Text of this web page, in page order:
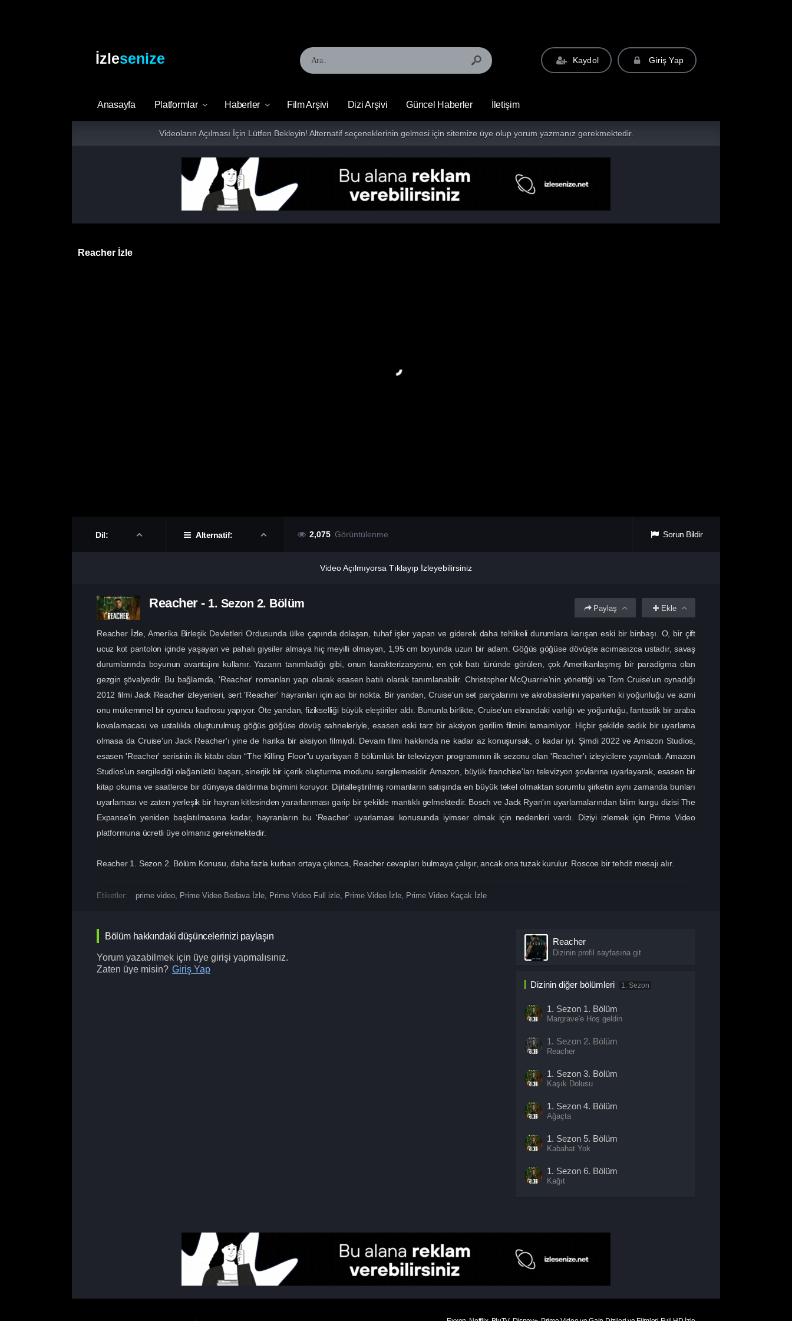
İzlesenize Kaydol Giriş Yap
Anasayfa Platformlar Haberler Film Arşivi Dizi Arşivi Güncel Haberler İletişim
Videoların Açılması İçin Lütfen Bekleyin! Alternatif seçeneklerinin gelmesi için sitemize üye olup yorum yazmanız gerekmektedir.
Reacher İzle
Dil: Alternatif: 2,075 Görüntülenme Sorun Bildir
Video Açılmıyorsa Tıklayıp İzleyebilirsiniz
Reacher- 1. Sezon 2. Bölüm Ekle
Paylaş
Reacher İzle, Amerika Birleşik Devletleri Ordusunda ülke çapında dolaşan, tuhaf işler yapan ve giderek daha tehlikeli durumlara karışan eski bir binbaşı. O, bir çift
ucuz kot pantolon içinde yaşayan ve pahalı giysiler almaya hiç meyilli olmayan, 1,95 cm boyunda uzun bir adam. Göğüs göğüse dövüşte acımasızca ustadır, savaş
durumlarında boyunun avantajını kullanır. Yazarın tanımladığı gibi, onun karakterizasyonu, en çok batı türünde görülen, çok Amerikanlaşmış bir paradigma olan
gezgin şövalyedir. Bu bağlamda, 'Reacher' romanları yapı olarak esasen batılı olarak tanımlanabilir. Christopher McQuarrie'nin yönettiği ve Tom Cruise'un oynadığı
2012 filmi Jack Reacher izleyenleri, sert 'Reacher' hayranları için acı bir nokta. Bir yandan, Cruise'un set parçalarını ve akrobasilerini yaparken ki yoğunluğu ve azmi
onu mükemmel bir oyuncu kadrosu yapıyor. Öte yandan, fizikselliği büyük eleştiriler aldı. Bununla birlikte, Cruise'un ekrandaki varlığı ve yoğunluğu, fantastik bir araba
kovalamacası ve ustalıkla oluşturulmuş göğüs göğüse dövüş sahneleriyle, esasen eski tarz bir aksiyon gerilim filmini tamamlıyor. Hiçbir şekilde sadık bir uyarlama
olmasa da Cruise'un Jack Reacher'ı yine de harika bir aksiyon filmiydi. Devam filmi hakkında ne kadar az konuşursak, o kadar iyi. Şimdi 2022 ve Amazon Studios,
esasen 'Reacher' serisinin ilk kitabı olan “The Killing Floor”u uyarlayan 8 bölümlük bir televizyon programının ilk sezonu olan 'Reacher'ı izleyicilere yayınladı. Amazon
Studios'un sergilediği olağanüstü başarı, sinerjik bir içerik oluşturma modunu sergilemesidir. Amazon, büyük franchise'ları televizyon şovlarına uyarlayarak, esasen bir
kitap okuma ve saatlerce bir dünyaya daldırma biçimini koruyor. Dijitalleştirilmiş romanların satışında en büyük tekel olmaktan sorumlu şirketin aynı zamanda bunları
uyarlaması ve zaten yerleşik bir hayran kitlesinden yararlanması garip bir şekilde mantıklı gelmektedir. Bosch ve Jack Ryan'ın uyarlamalarından bilim kurgu dizisi The
Expanse'in yeniden başlatılmasına kadar, hayranların bu 'Reacher' uyarlaması konusunda iyimser olmak için nedenleri vardı. Diziyi izlemek için Prime Video
platformuna ücretli üye olmanız gerekmektedir.
Reacher 1. Sezon 2. Bölüm Konusu, daha fazla kurban ortaya çıkınca, Reacher cevapları bulmaya çalışır, ancak ona tuzak kurulur. Roscoe bir tehdit mesajı alır.
Etiketler: prime video, Prime Video Bedava İzle, Prime Video Full izle, Prime Video İzle, Prime Video Kaçak İzle
Bölüm hakkındaki düşüncelerinizi paylaşın
Yorum yazabilmek için üye girişi yapmalısınız.
Zaten üye misin? Giriş Yap
Reacher
Dizinin profil sayfasına git
Dizinin diğer bölümleri 1. Sezon
1. Sezon 1. Bölüm
Margrave'e Hoş geldin
1. Sezon 2. Bölüm
Reacher
1. Sezon 3. Bölüm
Kaşık Dolusu
1. Sezon 4. Bölüm
Ağaçta
1. Sezon 5. Bölüm
Kabahat Yok
1. Sezon 6. Bölüm
Kağıt
1. Sezon8. Bölüm
Turta